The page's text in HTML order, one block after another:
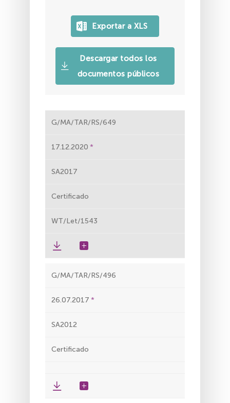
Descargar todos los
documentos públicos
G/MA/TAR/RS/649
17.12.2020
SA2017
Certificado
WT/Let/1543
G/MA/TAR/RS/496
26.07.2017
SA2012
Certificado